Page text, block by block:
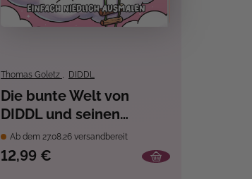
Thomas Goletz DIDDL
Die bunte Welt von
DIDDL und seinen
Freunden - Diddl's Cosy
Life
Ab dem 27.08.26 versandbereit
12,99 €